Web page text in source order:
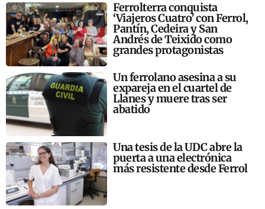
Ferrolterra conquista
‘Viajeros Cuatro’ con Ferrol,
Pantín, Cedeira y San
Andrés de Teixido como
grandes protagonistas
Un ferrolano asesina a su
expareja en el cuartel de
Llanes y muere tras ser
abatido
Una tesis de la UDC abre la
puerta a una electrónica
más resistente desde Ferrol